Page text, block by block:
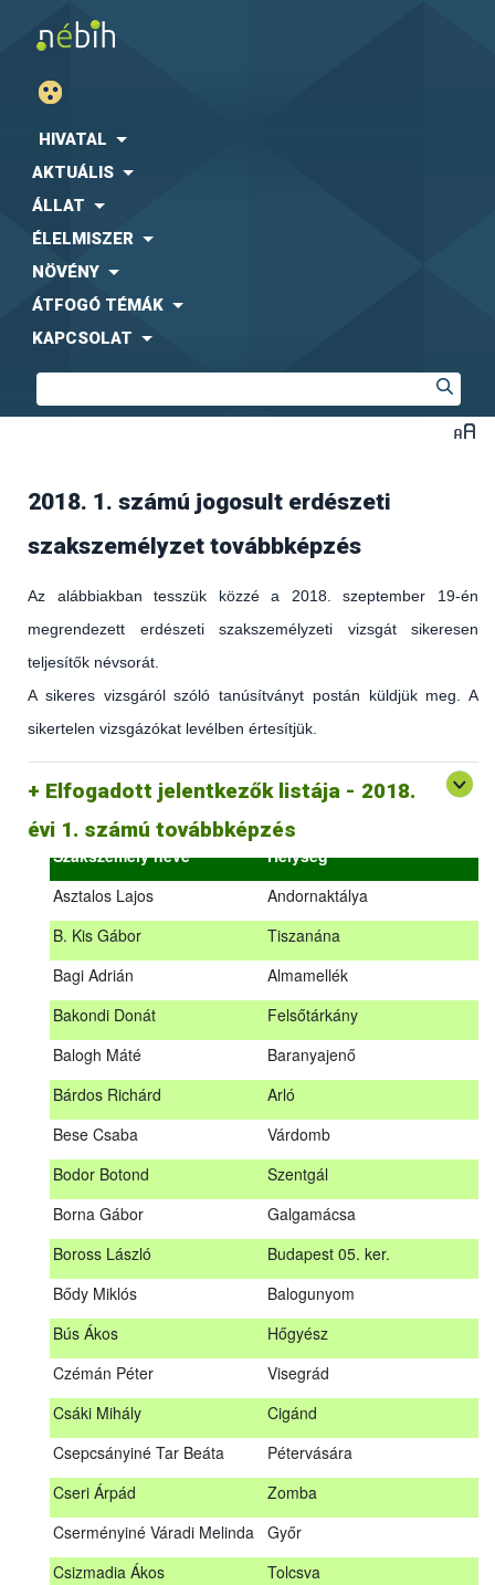
HIVATAL
AKTUÁLIS
ÁLLAT
ÉLELMISZER
NÖVÉNY
ÁTFOGÓ TÉMÁK
KAPCSOLAT
2018. 1. számú jogosult erdészeti
szakszemélyzet továbbképzés
Az alábbiakban tesszük közzé a 2018. szeptember 19-én
megrendezett erdészeti szakszemélyzeti vizsgát sikeresen
teljesítők névsorát.
A sikeres vizsgáról szóló tanúsítványt postán küldjük meg. A
sikertelen vizsgázókat levélben értesítjük.
Elfogadott jelentkezők listája - 2018.
évi 1. számú továbbképzés
(az erdőgazdálkodást és az erdészeti szakirányítást érintő
hatályos jogszabályokról és azok alkalmazásáról szóló
általános továbbképzés)
2018.09.18. – 2018.09.19.
Szakszemély neve
Helység
Asztalos Lajos
Andornaktálya
B. Kis Gábor
Tiszanána
Bagi Adrián
Almamellék
Bakondi Donát
Felsőtárkány
Balogh Máté
Baranyajenő
Bárdos Richárd
Arló
Bese Csaba
Várdomb
Bodor Botond
Szentgál
Borna Gábor
Galgamácsa
Boross László
Budapest 05. ker.
Bődy Miklós
Balogunyom
Bús Ákos
Hőgyész
Czémán Péter
Visegrád
Csáki Mihály
Cigánd
Csepcsányiné Tar Beáta
Pétervására
Cseri Árpád
Zomba
Cserményiné Váradi Melinda Győr
Csizmadia Ákos
Tolcsva
Az alábbiakban tesszük közzé a 2018. szeptember 19-én
megrendezett erdészeti szakszemélyzeti vizsgát sikeresen
teljesítők névsorát.
A sikeres vizsgáról szóló tanúsítványt postán küldjük meg. A
Tiszanána
Almamellék
Felsőtárkány
Balogh Máté
Baranyajenő
Arló
Várdomb
Bodor Botond
Szentgál
Boross László
Bődy Miklós
Bús Ákos
Hőgyész